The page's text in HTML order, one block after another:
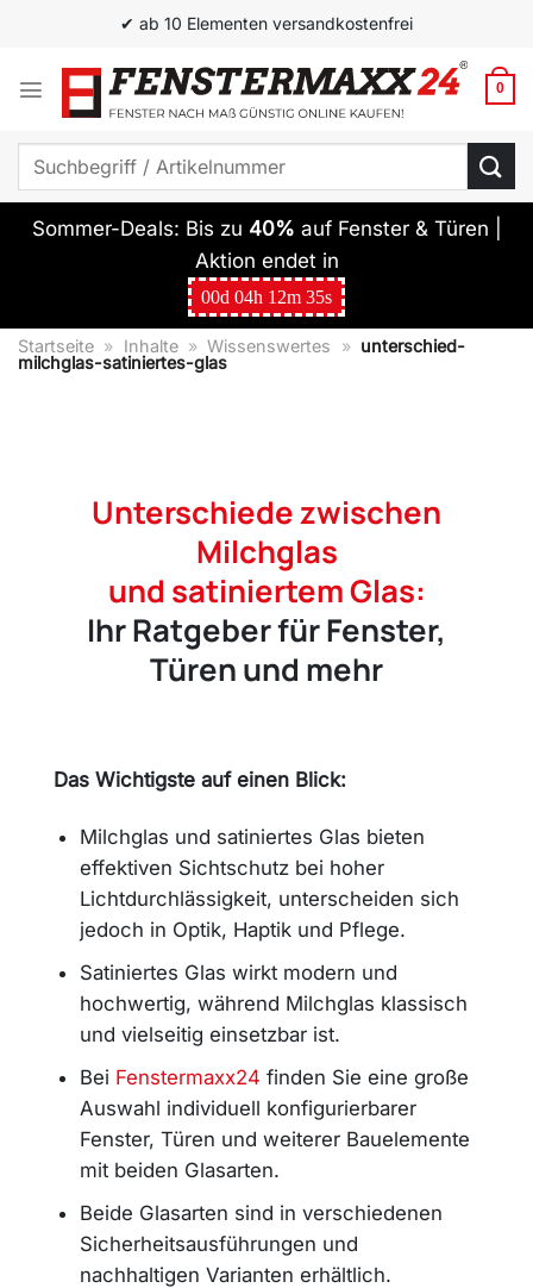
springen
✔ ab 10 Elementen versandkostenfrei
0
Suchen
Sommer-Deals: Bis zu 40% auf Fenster & Türen |
Aktion endet in
00d 04h 12m 33s
Startseite » Inhalte » Wissenswertes » unterschied-
milchglas-satiniertes-glas
Unterschiede zwischen
Milchglas
und satiniertem Glas:
Ihr Ratgeber für Fenster,
Türen und mehr
Das Wichtigste auf einen Blick:
Milchglas und satiniertes Glas bieten
effektiven Sichtschutz bei hoher
Lichtdurchlässigkeit, unterscheiden sich
jedoch in Optik, Haptik und Pflege.
Satiniertes Glas wirkt modern und
hochwertig, während Milchglas klassisch
und vielseitig einsetzbar ist.
Bei Fenstermaxx24 finden Sie eine große
Auswahl individuell konfigurierbarer
Fenster, Türen und weiterer Bauelemente
mit beiden Glasarten.
Beide Glasarten sind in verschiedenen
Sicherheitsausführungen und
nachhaltigen Varianten erhältlich.